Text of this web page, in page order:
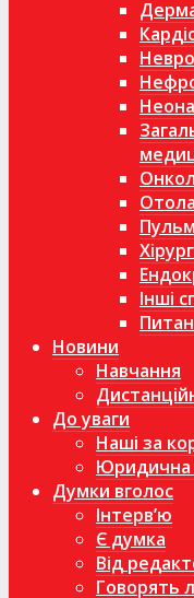
Інші
Новини
Навчання
До уваги
Наші за
Юридична
Думки вголос
Інтерв’ю
Є думка
Від
Говорять